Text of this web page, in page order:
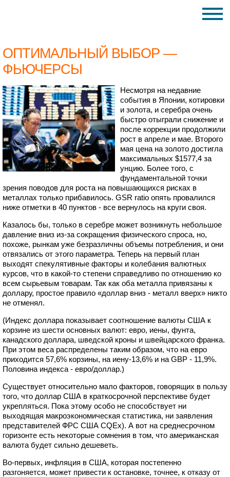
ОПТИМАЛЬНЫЙ ВЫБОР —
ФЬЮЧЕРСЫ
Несмотря на недавние
события в Японии, котировки
и золота, и серебра очень
быстро отыграли снижение и
после коррекции продолжили
рост в апреле и мае. Второго
мая цена на золото достигла
максимальных $1577,4 за
унцию. Более того, с
фундаментальной точки
зрения поводов для роста на повышающихся рисках в
металлах только прибавилось. GSR ratio опять провалился
ниже отметки в 40 пунктов - все вернулось на круги своя.
Казалось бы, только в серебре может возникнуть небольшое
давление вниз из-за сокращения физического спроса, но,
похоже, рынкам уже безразличны объемы потребления, и они
отвязались от этого параметра. Теперь на первый план
выходят спекулятивные факторы и колебания валютных
курсов, что в какой-то степени справедливо по отношению ко
всем сырьевым товарам. Так как оба металла привязаны к
доллару, простое правило «доллар вниз - металл вверх» никто
не отменял.
(Индекс доллара показывает соотношение валюты США к
корзине из шести основных валют: евро, иены, фунта,
канадского доллара, шведской кроны и швейцарского франка.
При этом веса распределены таким образом, что на евро
приходится 57,6% корзины, на иену-13,6% и на GBP - 11,9%.
Половина индекса - евро/доллар.)
Существует относительно мало факторов, говорящих в пользу
того, что доллар США в краткосрочной перспективе будет
укрепляться. Пока этому особо не способствует ни
выходящая макроэкономическая статистика, ни заявления
представителей ФРС США CQEx). А вот на среднесрочном
горизонте есть некоторые сомнения в том, что американская
валюта будет сильно дешеветь.
Во-первых, инфляция в США, которая постепенно
разгоняется, может привести к остановке, точнее, к отказу от